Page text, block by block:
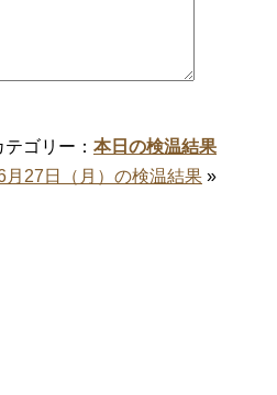
ゴリー： 本日の検温結果
月27日（月）の検温結果 »